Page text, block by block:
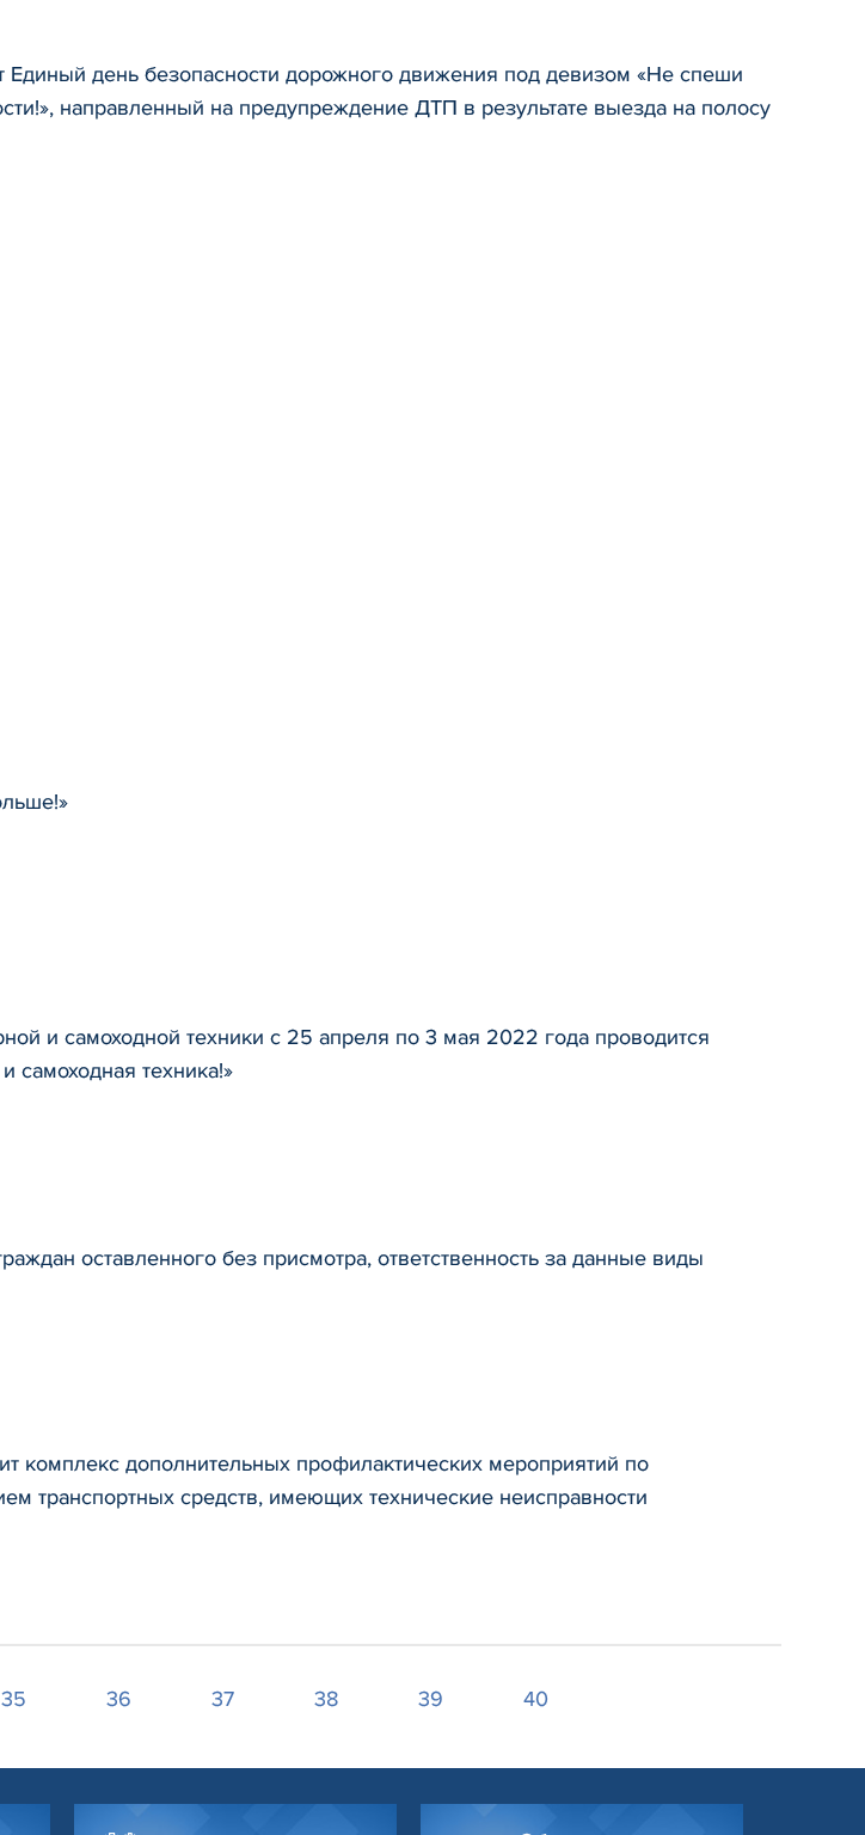
Единый день безопасности дорожного движения под девизом «Не спеши
направленный на предупреждение ДТП в результате выезда на полосу
и самоходной техники с 25 апреля по 3 мая 2022 года проводится
самоходная техника!»
оставленного без присмотра, ответственность за данные виды
комплекс дополнительных профилактических мероприятий по
транспортных средств, имеющих технические неисправности
35 36 37 38 39 40